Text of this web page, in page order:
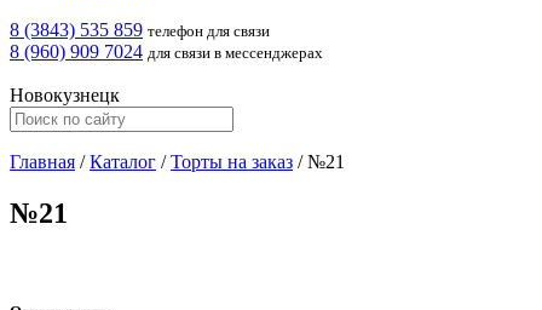
8 (3843) 535 859 телефон для связи
8 (960) 909 7024 для связи в мессенджерах
Новокузнецк
Главная /Каталог /Торты на заказ /№21
№21